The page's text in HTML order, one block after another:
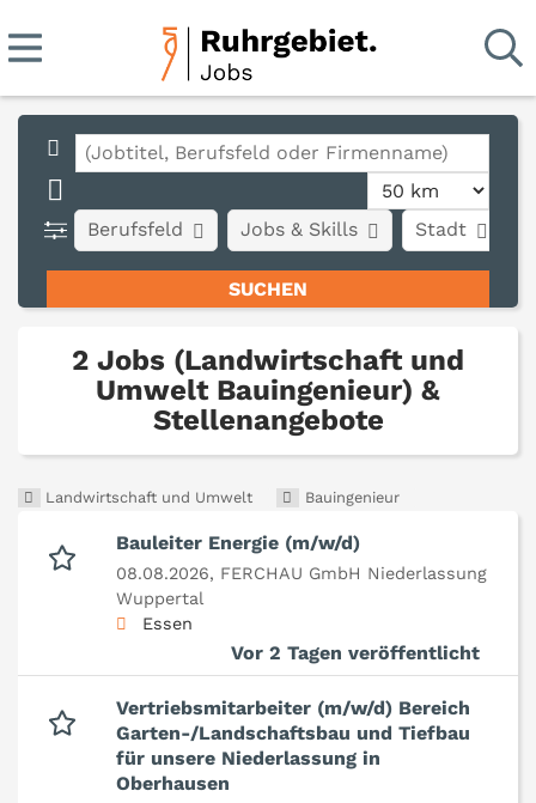
Stadt
Berufsfeld Jobs & Skills
2 Jobs (Landwirtschaft und
Umwelt Bauingenieur) &
Stellenangebote
Landwirtschaft und Umwelt Bauingenieur
Bauleiter Energie (m/w/d)
08.08.2026, FERCHAU GmbH Niederlassung
Wuppertal
Essen
Vor 2 Tagen veröffentlicht
Vertriebsmitarbeiter (m/w/d) Bereich
Garten-/Landschaftsbau und Tiefbau
für unsere Niederlassung in
Oberhausen